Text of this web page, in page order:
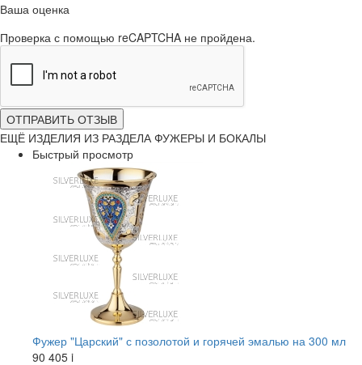
Ваша оценка
Проверка с помощью reCAPTCHA не пройдена.
ОТПРАВИТЬ ОТЗЫВ
ЕЩЁ ИЗДЕЛИЯ ИЗ РАЗДЕЛА ФУЖЕРЫ И БОКАЛЫ
Быстрый просмотр
Фужер "Царский" с позолотой и горячей эмалью на 300 мл
90 405 i